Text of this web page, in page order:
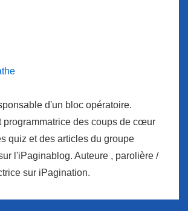
d'un bloc opératoire.
programmatrice des coups de cœur
quiz et des articles du groupe
l'iPaginablog. Auteure , parolière /
sur iPagination.